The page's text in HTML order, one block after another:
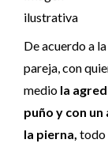
ilustrativa
De acuerdo a
pareja, con
medio la
puño y con
la pierna, todo